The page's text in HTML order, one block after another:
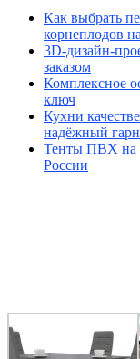
Как выбрать
корнеплодов
3D-дизайн-
заказом
Комплексное
ключ
Кухни
надёжный
Тенты ПВХ на
России